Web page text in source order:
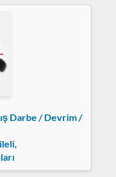
Darbe / Devrim /